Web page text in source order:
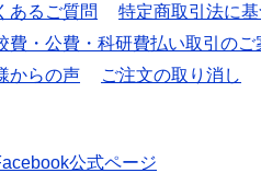
あるご質問
特定商取引法に
費・公費・科研費払い取引のご
からの声 ご注文の取り消し
公式ページ